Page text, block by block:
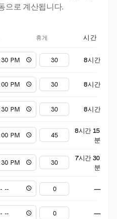
으로 계산됩니다.
휴게 시간
8시간
8시간
8시간
8시간 15
분
7시간 30
분
—
—